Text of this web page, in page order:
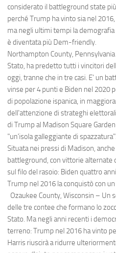
considerato il battleground state
perché Trump ha vinto sia nel
ma negli ultimi tempi la
è diventata più Dem-friendly.
Northampton County,
Stato, ha predetto tutti i vincitori
oggi, tranne che in tre casi. E' un
vinse per 4 punti e Biden nel 2020
di popolazione ispanica, in
dell'attenzione di strateghi
di Trump al Madison Square
"un'isola galleggiante di
Situata nei pressi di Madison,
battleground, con vittorie alternate
sul filo del rasoio: Biden quattro
Trump nel 2016 la conquistò con
Ozaukee County, Wisconsin – Un
delle tre contee che formano lo
Stato. Ma negli anni recenti i
terreno: Trump nel 2016 ha vinto
Harris riuscirà a ridurre